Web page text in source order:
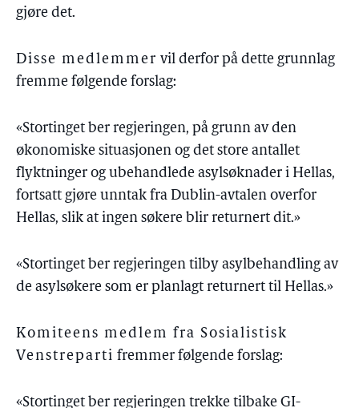
gjøre det.
Disse medlemmer vil derfor på dette grunnlag
fremme følgende forslag:
«Stortinget ber regjeringen, på grunn av den
økonomiske situasjonen og det store antallet
flyktninger og ubehandlede asylsøknader i Hellas,
fortsatt gjøre unntak fra Dublin-avtalen overfor
Hellas, slik at ingen søkere blir returnert dit.»
«Stortinget ber regjeringen tilby asylbehandling av
de asylsøkere som er planlagt returnert til Hellas.»
Komiteens medlem fra Sosialistisk
Venstreparti fremmer følgende forslag:
«Stortinget ber regjeringen trekke tilbake GI-